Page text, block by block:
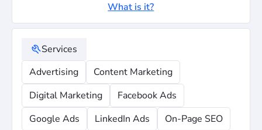
What is it?
Services
Advertising
Content Marketing
Digital Marketing
Facebook Ads
Google Ads
LinkedIn Ads
On-Page SEO